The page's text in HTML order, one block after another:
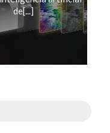
de[...]